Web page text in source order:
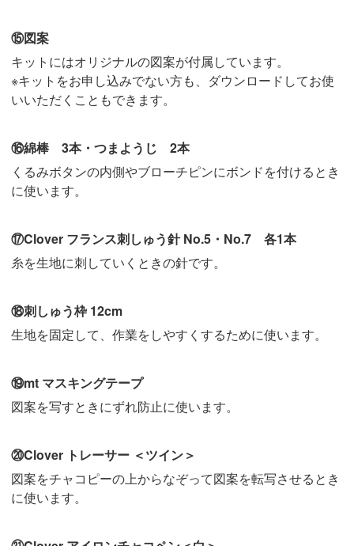
⑮図案
キットにはオリジナルの図案が付属しています。
※キットをお申し込みでない方も、ダウンロードしてお使
いいただくこともできます。
⑯綿棒 3本・つまようじ 2本
くるみボタンの内側やブローチピンにボンドを付けるとき
に使います。
⑰Clover フランス刺しゅう針 No.5・No.7 各1本
糸を生地に刺していくときの針です。
⑱刺しゅう枠 12cm
生地を固定して、作業をしやすくするために使います。
⑲mt マスキングテープ
図案を写すときにずれ防止に使います。
⑳Clover トレーサー ＜ツイン＞
図案をチャコピーの上からなぞって図案を転写させるとき
に使います。